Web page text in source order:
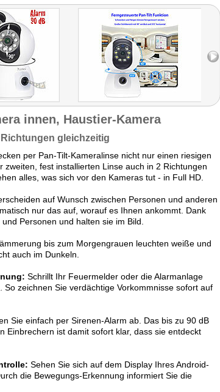
innen, Haustier-Kamera
gleichzeitig
per Pan-Tilt-Kameralinse nicht nur einen riesigen
fest installierten Linse auch in 2 Richtungen
alles, was sich vor den Kameras tut - in Full HD.
auf Wunsch zwischen Personen und anderen
nur das auf, worauf es Ihnen ankommt. Dank
Personen und halten sie im Bild.
bis zum Morgengrauen leuchten weiße und
auch im Dunkeln.
Schrillt Ihr Feuermelder oder die Alarmanlage
zeichnen Sie verdächtige Vorkommnisse sofort auf
Sie einfach per Sirenen-Alarm ab. Das bis zu 90 dB
Einbrechern ist damit sofort klar, dass sie entdeckt
Sehen Sie sich auf dem Display Ihres Android-
die Bewegungs-Erkennung informiert Sie die